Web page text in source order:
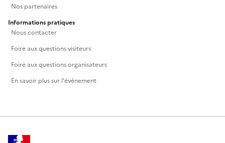
Nos partenaires
Informations pratiques
Nous contacter
Foire aux questions visiteurs
Foire aux questions organisateurs
En savoir plus sur l'événement